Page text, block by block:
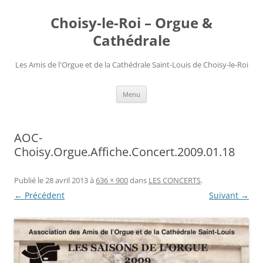
Choisy-le-Roi – Orgue &
Cathédrale
Les Amis de l'Orgue et de la Cathédrale Saint-Louis de Choisy-le-Roi
Menu
AOC-
Choisy.Orgue.Affiche.Concert.2009.01.18
Publié le28 avril 2013à 636 × 900dans LES CONCERTS.
← Précédent Suivant →